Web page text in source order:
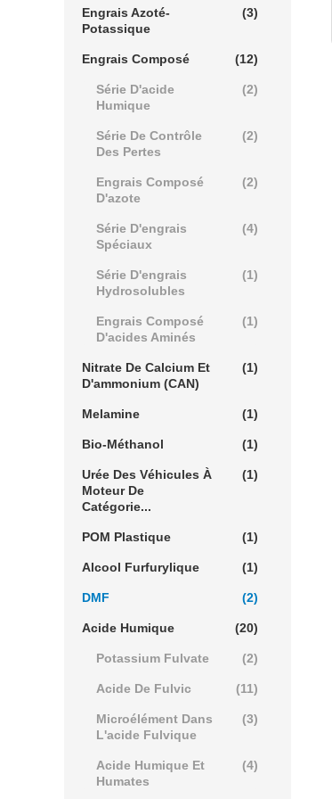
Engrais Azoté-
Potassique
(3)
Engrais Composé (12)
Série D'acide
Humique
(2)
Série De Contrôle
Des Pertes
(2)
Engrais Composé
D'azote
(2)
Série D'engrais
Spéciaux
(4)
Série D'engrais
Hydrosolubles
(1)
Engrais Composé
D'acides Aminés
(1)
Nitrate De Calcium Et
D'ammonium (CAN)
(1)
Melamine (1)
Bio-Méthanol (1)
Urée Des Véhicules À
Moteur De
Catégorie...
(1)
POM Plastique (1)
Alcool Furfurylique (1)
DMF (2)
Acide Humique (20)
Potassium Fulvate (2)
Acide De Fulvic (11)
Microélément Dans
L'acide Fulvique
(3)
Acide Humique Et
Humates
(4)